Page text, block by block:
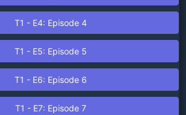
T1 - E4: Episode 4
T1 - E5: Episode 5
T1 - E6: Episode 6
T1 - E7: Episode 7